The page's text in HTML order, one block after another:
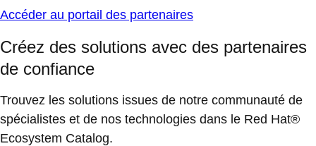
Accéder au portail des partenaires
Créez des solutions avec des partenaires
de confiance
Trouvez les solutions issues de notre communauté de
spécialistes et de nos technologies dans le Red Hat®
Ecosystem Catalog.